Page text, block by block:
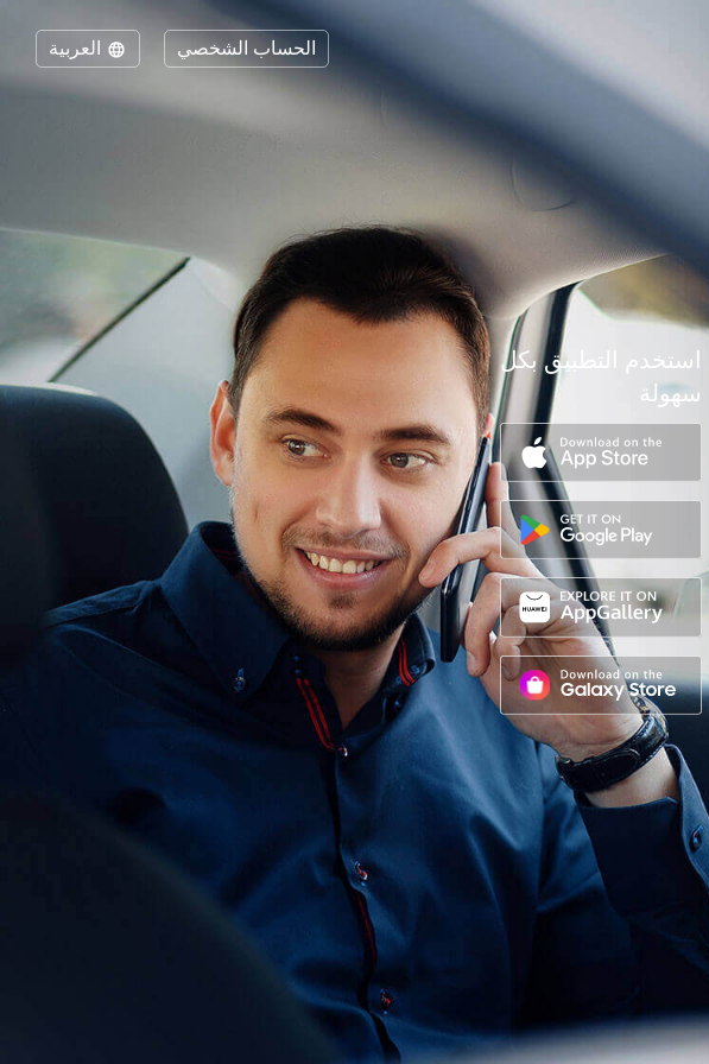
الحساب الشخصي العربية
استخدم التطبيق بكل
سهولة